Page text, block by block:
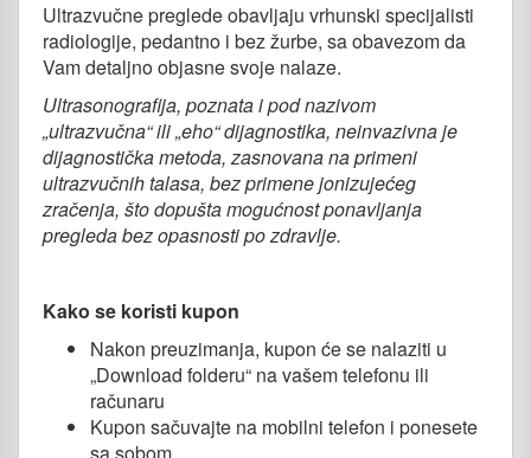
Ultrazvučne preglede obavljaju vrhunski specijalisti
radiologije, pedantno i bez žurbe, sa obavezom da
Vam detaljno objasne svoje nalaze.
Ultrasonografija, poznata i pod nazivom
„ultrazvučna“ ili „eho“ dijagnostika, neinvazivna je
dijagnostička metoda, zasnovana na primeni
ultrazvučnih talasa, bez primene jonizujećeg
zračenja, što dopušta mogućnost ponavljanja
pregleda bez opasnosti po zdravlje.
Kako se koristi kupon
Nakon preuzimanja, kupon će se nalaziti u
„Download folderu“ na vašem telefonu ili
računaru
Kupon sačuvajte na mobilni telefon i ponesete